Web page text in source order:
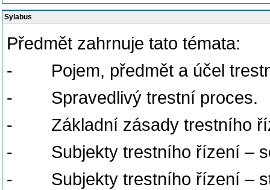
Sylabus
Předmět zahrnuje tato témata:
- Pojem, předmět a účel
- Spravedlivý trestní proces.
- Základní zásady trestního
- Subjekty trestního řízení –
- Subjekty trestního řízení –